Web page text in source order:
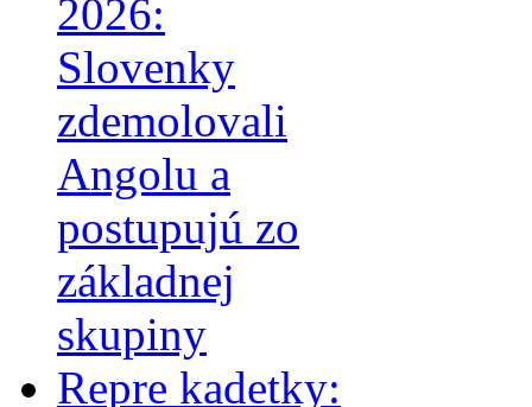
2026:
Slovenky
zdemolovali
Angolu a
postupujú zo
základnej
skupiny
Repre kadetky: